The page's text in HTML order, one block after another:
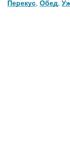
Перекус Обед